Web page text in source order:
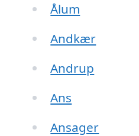
Ålum
Andkær
Andrup
Ans
Ansager